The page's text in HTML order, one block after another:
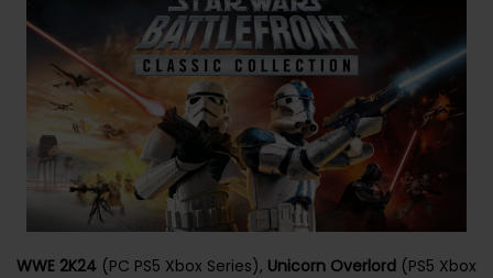
WWE 2K24 (PC PS5 Xbox Series), Unicorn Overlord (PS5 Xbox